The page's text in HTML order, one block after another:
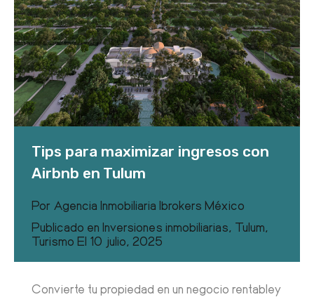
Tips para maximizar ingresos con
Airbnb en Tulum
Por Agencia Inmobiliaria Ibrokers México
Publicado en Inversiones inmobiliarias, Tulum,
Turismo El 10 julio, 2025
Convierte tu propiedad en un negocio rentabley